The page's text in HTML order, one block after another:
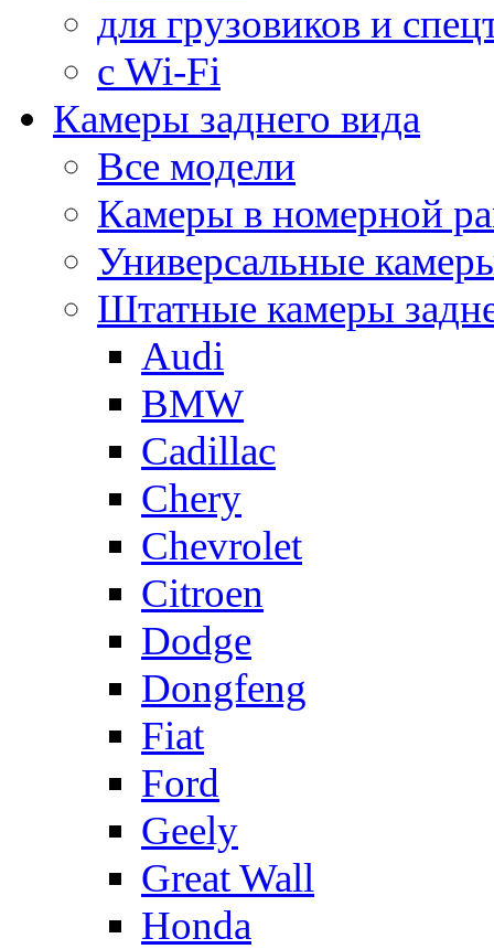
для грузовиков и
с Wi-Fi
Камеры заднего вида
Все модели
Камеры в номерной
Универсальные
Штатные камеры
Audi
BMW
Cadillac
Chery
Chevrolet
Citroen
Dodge
Dongfeng
Fiat
Ford
Geely
Great Wall
Honda